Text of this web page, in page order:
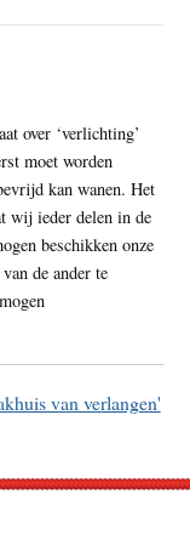
over ‘verlichting’
moet worden
kan wanen. Het
wij ieder delen in de
beschikken onze
de ander te
van verlangen'